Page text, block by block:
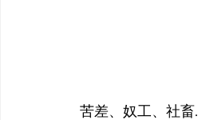
苦差、奴工、社